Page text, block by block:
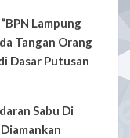
Lampung
Tangan Orang
Dasar Putusan
Sabu Di